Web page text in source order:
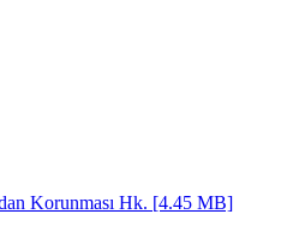
Korunması Hk. [4.45 MB]